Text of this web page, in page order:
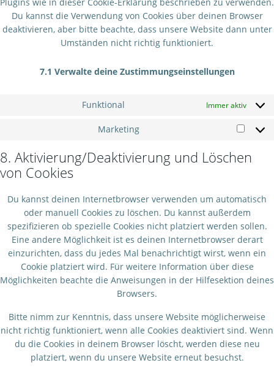
Du kannst die Verwendung von Cookies über deinen Browser
deaktivieren, aber bitte beachte, dass unsere Website dann unter
Umständen nicht richtig funktioniert.
7.1 Verwalte deine Zustimmungseinstellungen
Funktional Immer aktiv
Marketing
8. Aktivierung/Deaktivierung und Löschen
von Cookies
Du kannst deinen Internetbrowser verwenden um automatisch
oder manuell Cookies zu löschen. Du kannst außerdem
spezifizieren ob spezielle Cookies nicht platziert werden sollen.
Eine andere Möglichkeit ist es deinen Internetbrowser derart
einzurichten, dass du jedes Mal benachrichtigt wirst, wenn ein
Cookie platziert wird. Für weitere Information über diese
Möglichkeiten beachte die Anweisungen in der Hilfesektion deines
Browsers.
Bitte nimm zur Kenntnis, dass unsere Website möglicherweise
nicht richtig funktioniert, wenn alle Cookies deaktiviert sind. Wenn
du die Cookies in deinem Browser löscht, werden diese neu
platziert, wenn du unsere Website erneut besuchst.